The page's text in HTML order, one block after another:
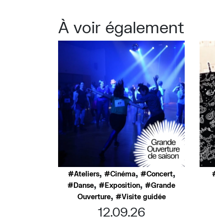
À voir également
Ateliers, Cinéma, Concert,
Danse, Exposition,
Grande
Ouverture, Visite guidée
12.09.26